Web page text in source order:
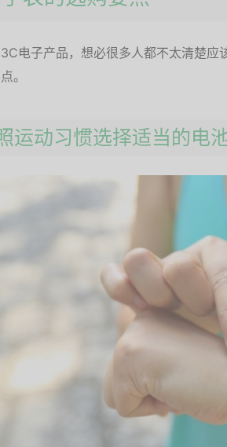
电子产品，想必很多人都不太清楚应
。
运动习惯选择适当的电